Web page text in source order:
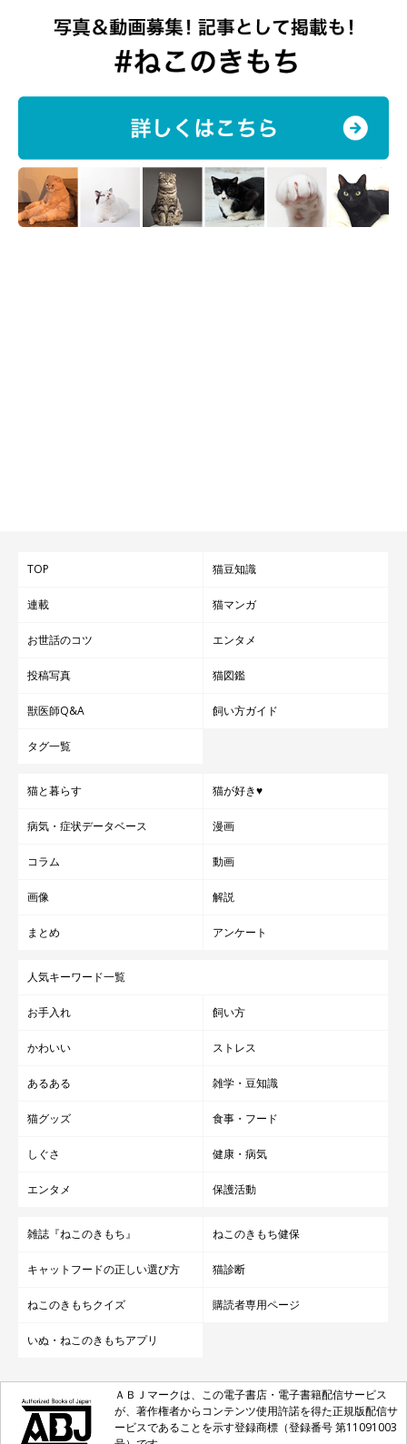
TOP 猫豆知識
連載 猫マンガ
お世話のコツ エンタメ
投稿写真 猫図鑑
獣医師Q&A 飼い方ガイド
タグ一覧
猫と暮らす 猫が好き♥
病気・症状データベース 漫画
コラム 動画
画像 解説
まとめ アンケート
人気キーワード一覧
お手入れ 飼い方
かわいい ストレス
あるある 雑学・豆知識
猫グッズ 食事・フード
しぐさ 健康・病気
エンタメ 保護活動
雑誌『ねこのきもち』 ねこのきもち健保
キャットフードの正しい選び方 猫診断
ねこのきもちクイズ 購読者専用ページ
いぬ・ねこのきもちアプリ
ＡＢＪマークは、この電子書店・電子書籍配信サービス
が、著作権者からコンテンツ使用許諾を得た正規版配信サ
ービスであることを示す登録商標（登録番号 第11091003